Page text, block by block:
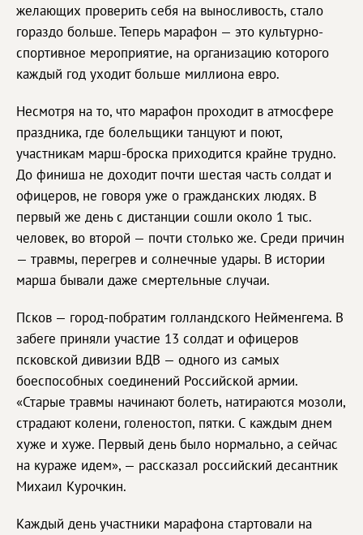
желающих проверить себя на выносливость, стало
гораздо больше. Теперь марафон — это культурно-
спортивное мероприятие, на организацию которого
каждый год уходит больше миллиона евро.
Несмотря на то, что марафон проходит в атмосфере
праздника, где болельщики танцуют и поют,
участникам марш-броска приходится крайне трудно.
До финиша не доходит почти шестая часть солдат и
офицеров, не говоря уже о гражданских людях. В
первый же день c дистанции сошли около 1 тыс.
человек, во второй — почти столько же. Среди причин
— травмы, перегрев и солнечные удары. В истории
марша бывали даже смертельные случаи.
Псков — город-побратим голландского Нейменгема. В
забеге приняли участие 13 солдат и офицеров
псковской дивизии ВДВ — одного из самых
боеспособных соединений Российской армии.
«Старые травмы начинают болеть, натираются мозоли,
страдают колени, голеностоп, пятки. С каждым днем
хуже и хуже. Первый день было нормально, а сейчас
на кураже идем», — рассказал российский десантник
Михаил Курочкин.
Каждый день участники марафона стартовали на